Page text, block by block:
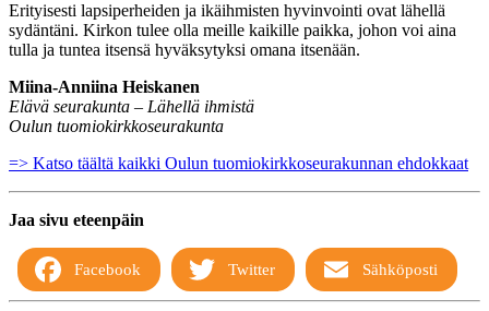
Erityisesti lapsiperheiden ja ikäihmisten hyvinvointi ovat lähellä
sydäntäni. Kirkon tulee olla meille kaikille paikka, johon voi aina
tulla ja tuntea itsensä hyväksytyksi omana itsenään.
Miina-Anniina Heiskanen
Elävä seurakunta – Lähellä ihmistä
Oulun tuomiokirkkoseurakunta
=> Katso täältä kaikki Oulun tuomiokirkkoseurakunnan ehdokkaat
Jaa sivu eteenpäin
Facebook Twitter Sähköposti